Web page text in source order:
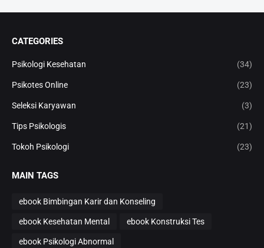
CATEGORIES
Psikologi Kesehatan (34)
Psikotes Online (23)
Seleksi Karyawan (3)
Tips Psikologis (21)
Tokoh Psikologi (23)
MAIN TAGS
ebook Bimbingan Karir dan Konseling
ebook Kesehatan Mental ebook Konstruksi Tes
ebook Psikologi Abnormal